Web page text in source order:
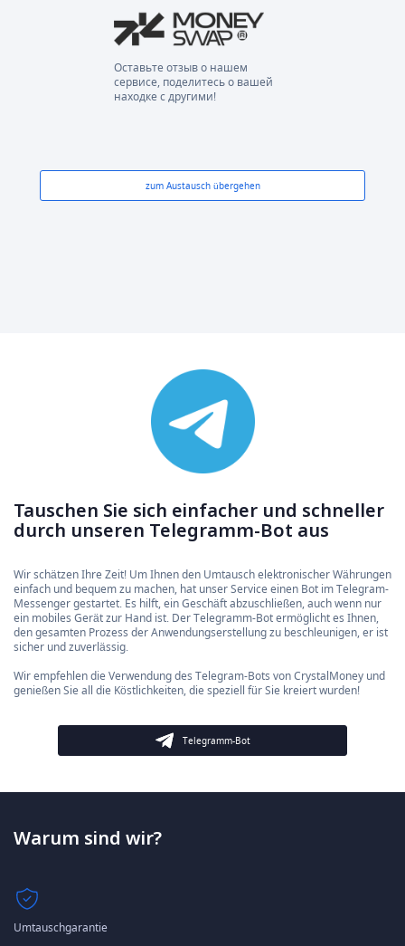
Оставьте отзыв о нашем
сервисе, поделитесь о вашей
находке с другими!
zum Austausch übergehen
Tauschen Sie sich einfacher und schneller
durch unseren Telegramm-Bot aus
Wir schätzen Ihre Zeit! Um Ihnen den Umtausch elektronischer Währungen
einfach und bequem zu machen, hat unser Service einen Bot im Telegram-
Messenger gestartet. Es hilft, ein Geschäft abzuschließen, auch wenn nur
ein mobiles Gerät zur Hand ist. Der Telegramm-Bot ermöglicht es Ihnen,
den gesamten Prozess der Anwendungserstellung zu beschleunigen, er ist
sicher und zuverlässig.
Wir empfehlen die Verwendung des Telegram-Bots von CrystalMoney und
genießen Sie all die Köstlichkeiten, die speziell für Sie kreiert wurden!
Telegramm-Bot
Warum sind wir?
Umtauschgarantie